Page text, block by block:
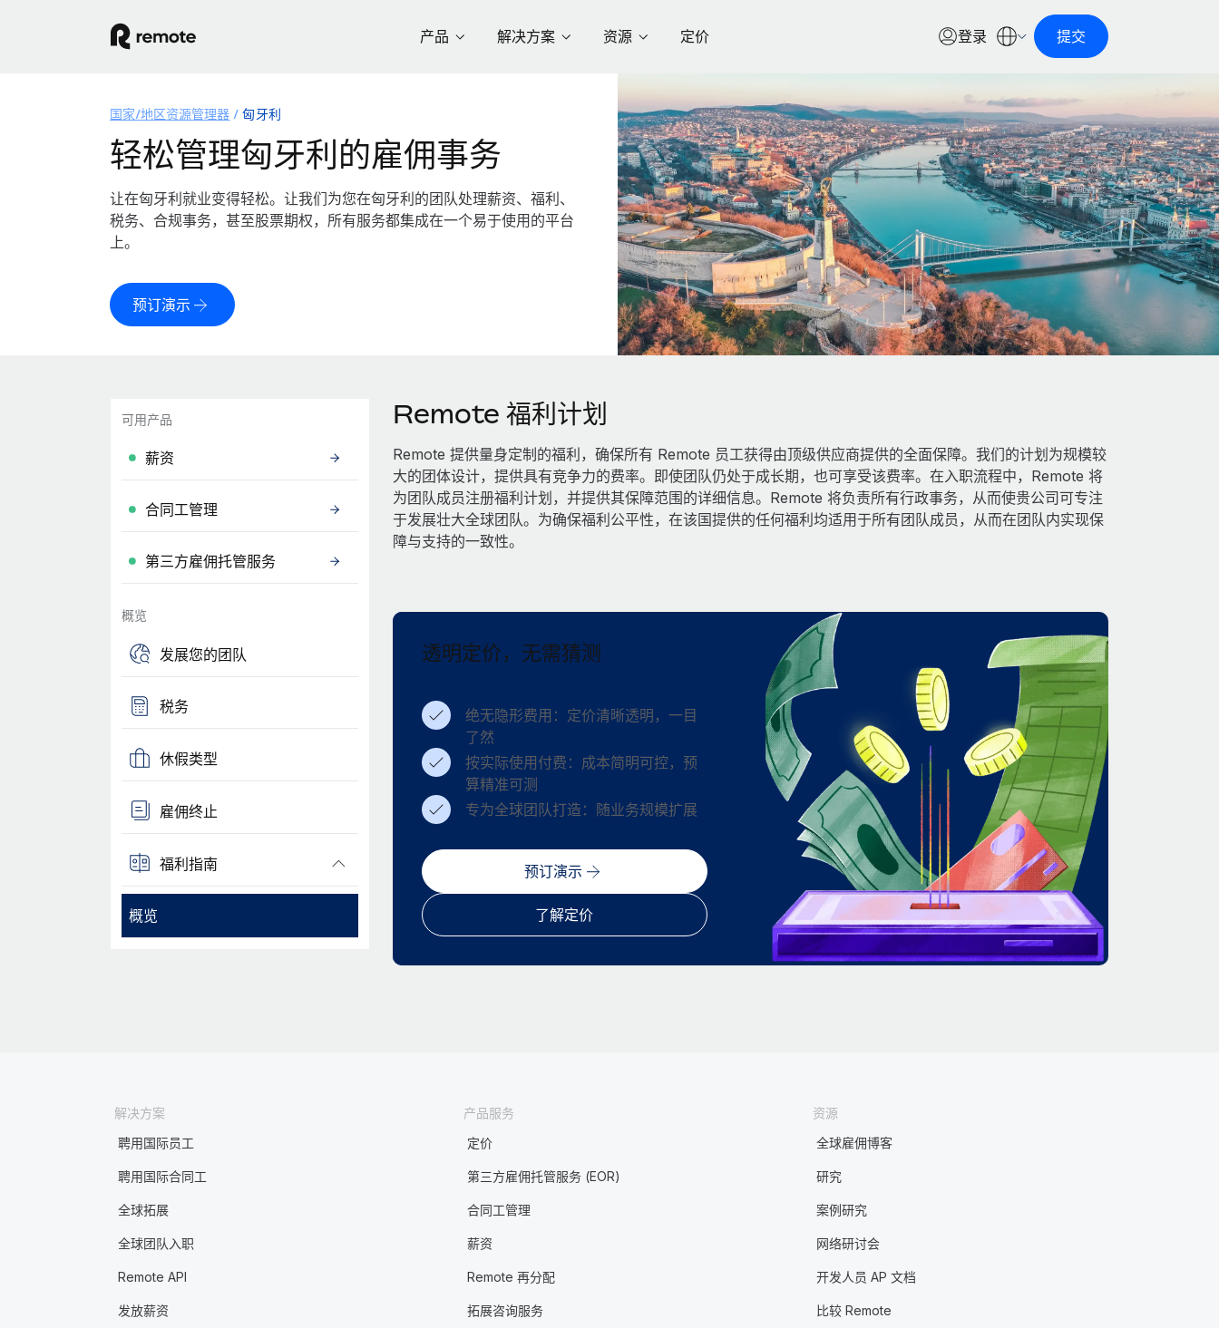
产品 解决方案 资源 定价 登录 提交
国家/地区资源管理器 匈牙利
轻松管理匈牙利的雇佣事务
让在匈牙利就业变得轻松。让我们为您在匈牙利的团队处理薪资、福利、
税务、合规事务，甚至股票期权，所有服务都集成在一个易于使用的平台
上。
预订演示
可用产品
薪资
合同工管理
第三方雇佣托管服务
概览
发展您的团队
税务
休假类型
雇佣终止
福利指南
概览
Remote 福利计划
Remote 提供量身定制的福利，确保所有 Remote 员工获得由顶级供应商提供的全面保障。我们的计划为规模较
大的团体设计，提供具有竞争力的费率。即使团队仍处于成长期，也可享受该费率。在入职流程中，Remote 将
为团队成员注册福利计划，并提供其保障范围的详细信息。Remote 将负责所有行政事务，从而使贵公司可专注
于发展壮大全球团队。为确保福利公平性，在该国提供的任何福利均适用于所有团队成员，从而在团队内实现保
障与支持的一致性。
透明定价，无需猜测
绝无隐形费用：定价清晰透明，一目
了然
按实际使用付费：成本简明可控，预
算精准可测
专为全球团队打造：随业务规模扩展
预订演示
了解定价
解决方案
聘用国际员工
聘用国际合同工
全球拓展
全球团队入职
Remote API
发放薪资
产品服务
定价
第三方雇佣托管服务 (EOR)
合同工管理
薪资
Remote 再分配
拓展咨询服务
资源
全球雇佣博客
研究
案例研究
网络研讨会
开发人员 AP 文档
比较 Remote